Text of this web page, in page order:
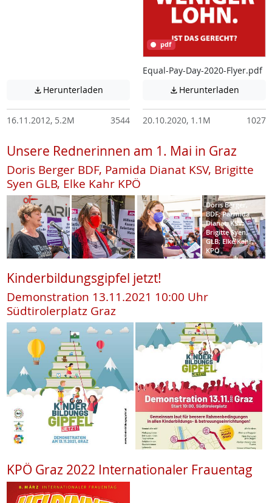
 Herunterladen Achtung: Diese Datei enthält unter
16.11.2012, 5.2M 3544
pdf
Equal-Pay-Day-2020-Flyer.pdf
 Herunterladen
20.10.2020, 1.1M 1027
Unsere Rednerinnen am 1. Mai in Graz
Doris Berger BDF, Pamida Dianat KSV, Brigitte
Syen GLB, Elke Kahr KPÖ
Doris Berger,
BDF; Parmida
Dianat, KSV;
Brigitte Syen,
GLB; Elke Kahr,
KPÖ
Kinderbildungsgipfel jetzt!
Demonstration 13.11.2021 10:00 Uhr
Südtirolerplatz Graz
KPÖ Graz 2022 Internationaler Frauentag